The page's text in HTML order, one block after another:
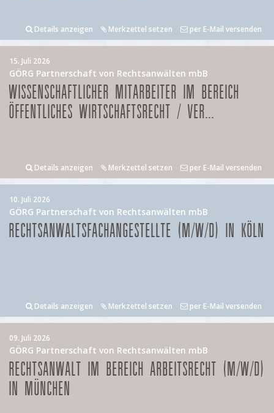
Details anzeigen Merkzettel setzen per E-Mail versenden
15. Juli 2026
GÖRG Partnerschaft von Rechtsanwälten mbB
WISSENSCHAFTLICHER MITARBEITER IM BEREICH
ÖFFENTLICHES WIRTSCHAFTSRECHT / VER...
Details anzeigen Merkzettel setzen per E-Mail versenden
10. Juli 2026
GÖRG Partnerschaft von Rechtsanwälten mbB
RECHTSANWALTSFACHANGESTELLTE (M/W/D) IN KÖLN
Details anzeigen Merkzettel setzen per E-Mail versenden
09. Juli 2026
GÖRG Partnerschaft von Rechtsanwälten mbB
RECHTSANWALT IM BEREICH ARBEITSRECHT (M/W/D)
IN MÜNCHEN